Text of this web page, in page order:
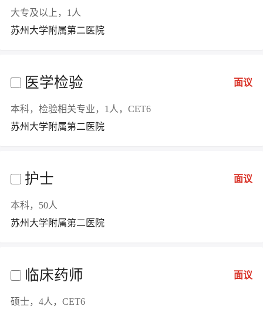
大专及以上，1人
苏州大学附属第二医院
医学检验 面议
本科，检验相关专业，1人，CET6
苏州大学附属第二医院
护士 面议
本科，50人
苏州大学附属第二医院
临床药师 面议
硕士，4人，CET6